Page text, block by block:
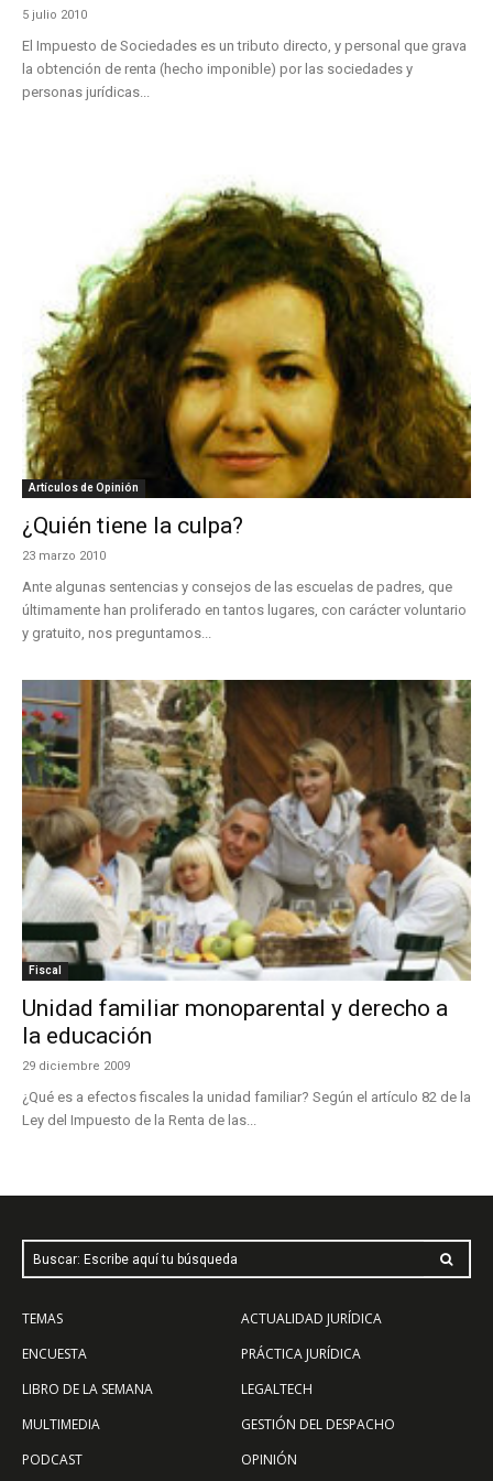
5 julio 2010
El Impuesto de Sociedades es un tributo directo, y personal que grava
la obtención de renta (hecho imponible) por las sociedades y
personas jurídicas...
Artículos de Opinión
¿Quién tiene la culpa?
23 marzo 2010
Ante algunas sentencias y consejos de las escuelas de padres, que
últimamente han proliferado en tantos lugares, con carácter voluntario
y gratuito, nos preguntamos...
Fiscal
Unidad familiar monoparental y derecho a
la educación
29 diciembre 2009
¿Qué es a efectos fiscales la unidad familiar? Según el artículo 82 de la
Ley del Impuesto de la Renta de las...
Buscar: Escribe aquí tu búsqueda
TEMAS
ENCUESTA
LIBRO DE LA SEMANA
MULTIMEDIA
PODCAST
ACTUALIDAD JURÍDICA
PRÁCTICA JURÍDICA
LEGALTECH
GESTIÓN DEL DESPACHO
OPINIÓN